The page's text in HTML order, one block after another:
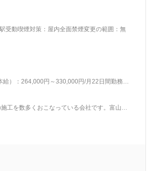
公共事業や民間事
な資格取得支援する制度があり、社員のスキ
またグループ企業各社でそれぞれの地盤があ
受動喫煙対策：屋内全面禁煙変更の範囲：無
給）：264,000円～330,000円/月22日間勤務想
当を含みます。
工を数多くおこなっている会社です。富山の